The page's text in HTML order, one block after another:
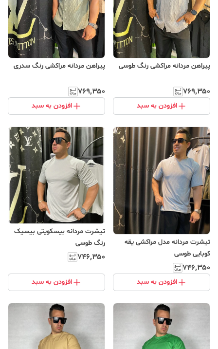
پیراهن مردانه مراکشی رنگ طوسی
۷۶۹٬۳۵۰
افزودن به سبد
پیراهن مردانه مراکشی رنگ سدری
۷۶۹٬۳۵۰
افزودن به سبد
تیشرت مردانه مدل مراکشی یقه
کوبایی طوسی
۷۴۶٬۳۵۰
افزودن به سبد
تیشرت مردانه بیسکویتی بیسیک
رنگ طوسی
۷۴۶٬۳۵۰
افزودن به سبد